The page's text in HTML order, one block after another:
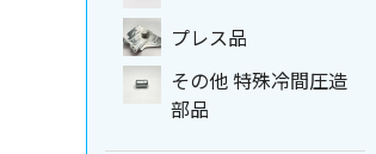
プレス品
その他 特殊冷間圧造
部品